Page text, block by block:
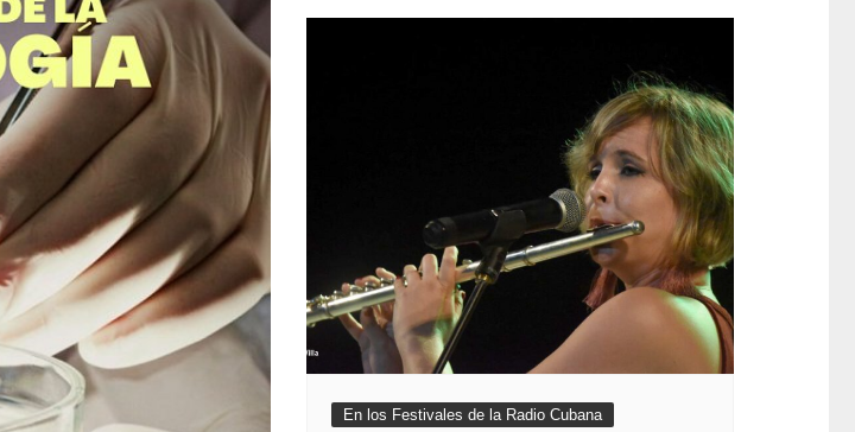
En los Festivales de la Radio Cubana